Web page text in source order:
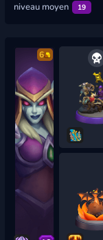
niveau moyen 19
6